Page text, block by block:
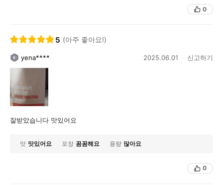
0
5 (아주 좋아요!)
yena**** 2025.06.01 신고하기
잘받았습니다 맛있어요
맛 맛있어요 포장 꼼꼼해요 용량 많아요
0